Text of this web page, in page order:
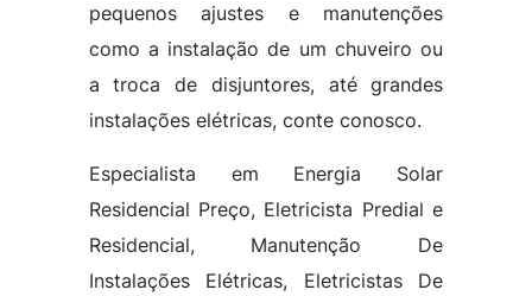
pequenos ajustes e manutenções
como a instalação de um chuveiro ou
a troca de disjuntores, até grandes
instalações elétricas, conte conosco.
Especialista em Energia Solar
Residencial Preço, Eletricista Predial e
Residencial, Manutenção De
Instalações Elétricas, Eletricistas De